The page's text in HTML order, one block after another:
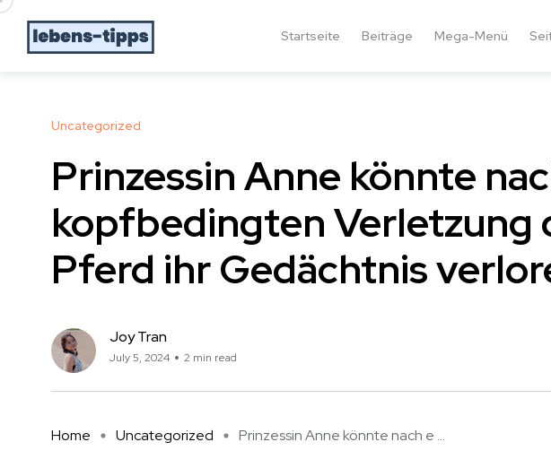
Startseite Beiträge Mega-Menü
Uncategorized
Prinzessin Anne könnte
kopfbedingten Verletzung
Pferd ihr Gedächtnis
Joy Tran
July 5, 2024 2 min read
Home Uncategorized Prinzessin Anne könnte nach e ...